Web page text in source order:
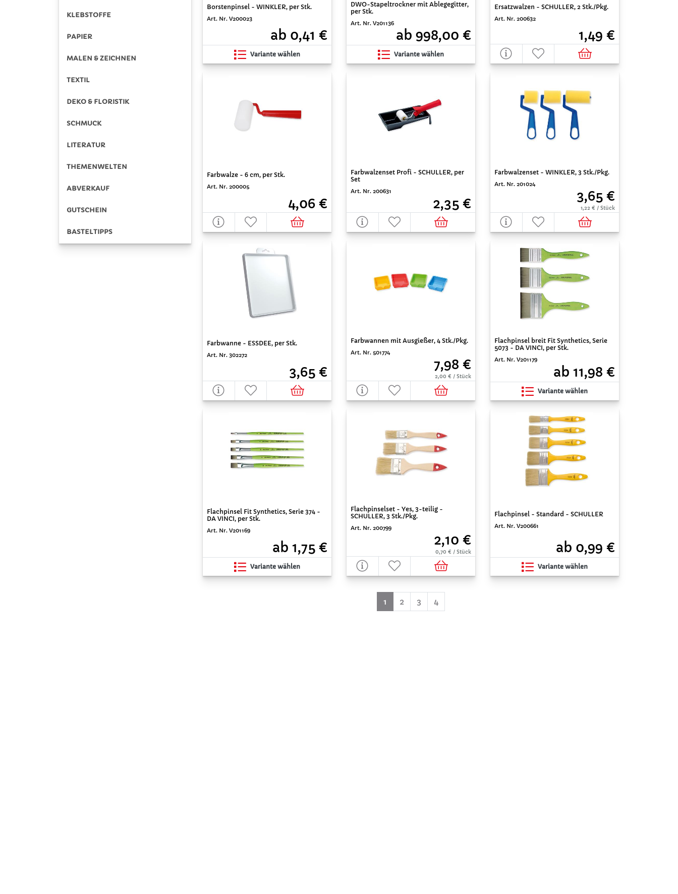
KLEBSTOFFE
PAPIER
MALEN & ZEICHNEN
TEXTIL
DEKO & FLORISTIK
SCHMUCK
LITERATUR
THEMENWELTEN
ABVERKAUF
GUTSCHEIN
BASTELTIPPS
Borstenpinsel - WINKLER, per Stk.
Art. Nr. V200023
ab 0,41 €
Variante wählen
DWO-Stapeltrockner mit Ablegegitter,
per Stk.
Art. Nr. V201136
ab 998,00 €
Variante wählen
Ersatzwalzen - SCHULLER, 2 Stk./Pkg.
Art. Nr. 200632
1,49 €
Farbwalze - 6 cm, per Stk.
Art. Nr. 200005
4,06 €
Farbwalzenset Profi - SCHULLER, per
Set
Art. Nr. 200631
2,35 €
Farbwalzenset - WINKLER, 3 Stk./Pkg.
Art. Nr. 201024
3,65 €
1,22 € / Stück
Farbwanne - ESSDEE, per Stk.
Art. Nr. 302272
3,65 €
Farbwannen mit Ausgießer, 4 Stk./Pkg.
Art. Nr. 501774
7,98 €
2,00 € / Stück
Flachpinsel breit Fit Synthetics, Serie
5073 - DA VINCI, per Stk.
Art. Nr. V201179
ab 11,98 €
Variante wählen
Flachpinsel Fit Synthetics, Serie 374 -
DA VINCI, per Stk.
Art. Nr. V201169
ab 1,75 €
Variante wählen
Flachpinselset - Yes, 3-teilig -
SCHULLER, 3 Stk./Pkg.
Art. Nr. 200799
2,10 €
0,70 € / Stück
Flachpinsel - Standard - SCHULLER
Art. Nr. V200661
ab 0,99 €
Variante wählen
1 (aktuell)
2 3 4